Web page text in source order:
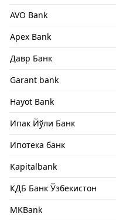
AVO Bank
Apex Bank
Давр Банк
Garant bank
Hayot Bank
Ипак Йўли Банк
Ипотека банк
Kapitalbank
КДБ Банк Ўзбекистон
MKBank